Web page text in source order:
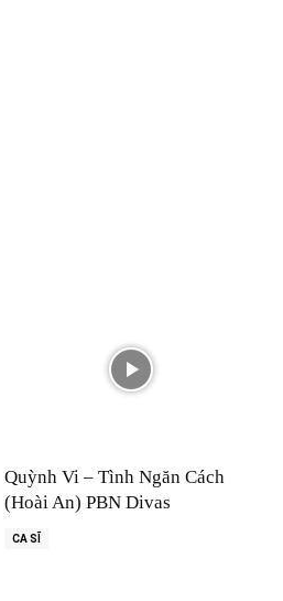
Quỳnh Vi – Tình Ngăn Cách
(Hoài An) PBN Divas
CA SĨ